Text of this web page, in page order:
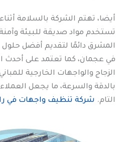
أيضا، تهتم الشركة بالسلامة
تستخدم مواد صديقة للبيئة
المشرق دائمًا لتقديم أفضل
في عجمان، كما تعتمد على أحدث
الزجاج والواجهات الخارجية
بالدقة والسرعة، ما يجعل
التام. شركة تنظيف واجهات في